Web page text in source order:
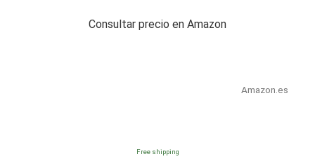
Consultar precio en Amazon
Amazon.es
Free shipping